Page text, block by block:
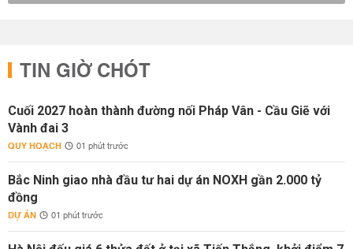
TIN GIỜ CHÓT
Cuối 2027 hoàn thành đường nối Pháp Vân - Cầu Giẽ với
Vành đai 3
QUY HOẠCH 01 phút trước
Bắc Ninh giao nhà đầu tư hai dự án NOXH gần 2.000 tỷ
đồng
DỰ ÁN 01 phút trước